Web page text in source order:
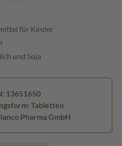
für Kinder
und Soja
13651650
Tabletten
Pharma GmbH